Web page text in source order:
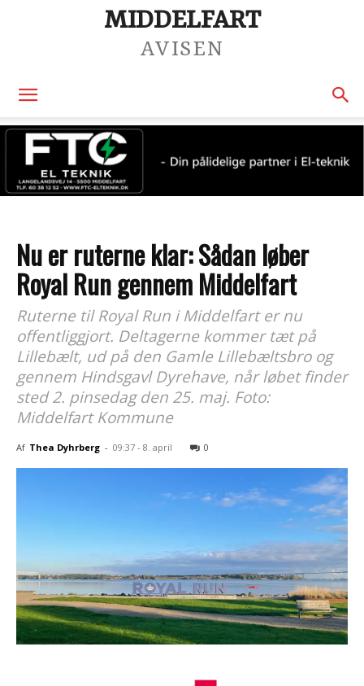
MIDDELFART
AVISEN
Nu er ruterne klar: Sådan løber
Royal Run gennem Middelfart
Ruterne til Royal Run i Middelfart er nu
offentliggjort. Deltagerne kommer tæt på
Lillebælt, ud på den Gamle Lillebæltsbro og
gennem Hindsgavl Dyrehave, når løbet finder
sted 2. pinsedag den 25. maj. Foto:
Middelfart Kommune
Af Thea Dyhrberg - 09:37 - 8. april 0